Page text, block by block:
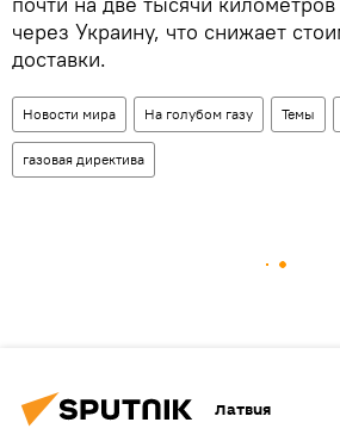
через Украину, что снижает
доставки.
Новости мира На голубом газу Темы
газовая директива
Латвия